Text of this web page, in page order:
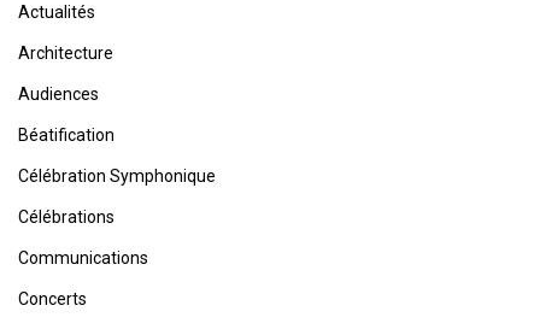
Actualités
Architecture
Audiences
Béatification
Célébration Symphonique
Célébrations
Communications
Concerts